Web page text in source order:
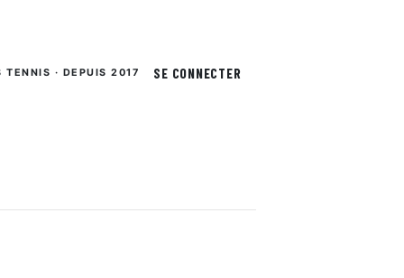
TENNIS · DEPUIS 2017 SE CONNECTER